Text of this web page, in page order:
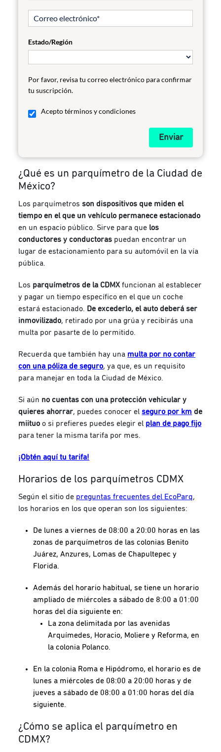
Estado/Región
Por favor, revisa tu correo electrónico para confirmar
tu suscripción.
Acepto términos y condiciones
Enviar
¿Qué es un parquímetro de la Ciudad de
México?
Los parquímetrosson dispositivos que miden el
tiempo en el que un vehículo permanece estacionado
en un espacio público. Sirve para que los
conductores y conductoras puedan encontrar un
lugar de estacionamiento para su automóvil en la vía
pública.
Los parquímetros de la CDMXfuncionan al establecer
y pagar un tiempo específico en el que un coche
estará estacionado. De excederlo, el auto deberá ser
inmovilizado, retirado por una grúa y recibirás una
multa por pasarte de lo permitido.
Recuerda que también hay una multa por no contar
con una póliza de seguro, ya que, es un requisito
para manejar en toda la Ciudad de México.
Si aún no cuentas con una protección vehicular y
quieres ahorrar, puedes conocer el seguro por km de
miituoo si prefieres puedes elegir el plan de pago fijo
para tener la misma tarifa por mes.
¡Obtén aquí tu tarifa!
Horarios de los parquímetros CDMX
Según el sitio de preguntas frecuentes del EcoParq,
los horarios en los que operan son los siguientes:
De lunes a viernes de 08:00 a 20:00 horas en las
zonas de parquímetros de las colonias Benito
Juárez, Anzures, Lomas de Chapultepec y
Florida.
Además del horario habitual, se tiene un horario
ampliado de miércoles a sábado de 8:00 a 01:00
horas del día siguiente en:
La zona delimitada por las avenidas
Arquímedes, Horacio, Moliere y Reforma, en
la colonia Polanco.
En la colonia Roma e Hipódromo, el horario es de
lunes a miércoles de 08:00 a 20:00 horas y de
jueves a sábado de 08:00 a 01:00 horas del día
siguiente.
¿Cómo se aplica el parquímetro en
CDMX?